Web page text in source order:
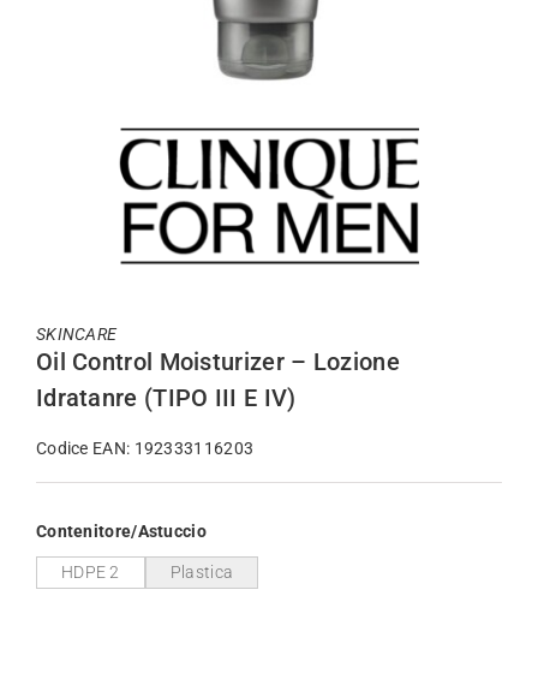
SKINCARE
Oil Control Moisturizer – Lozione
Idratanre (TIPO III E IV)
Codice EAN: 192333116203
Contenitore/Astuccio
HDPE 2 Plastica